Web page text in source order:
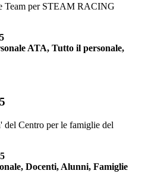
Team per STEAM RACING
ATA, Tutto il personale,
Centro per le famiglie del
Docenti, Alunni, Famiglie